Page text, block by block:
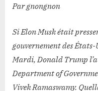
Par gnongnon
Si Elon Musk était
gouvernement des États-
Mardi, Donald Trump
Department of
Vivek Ramaswamy.